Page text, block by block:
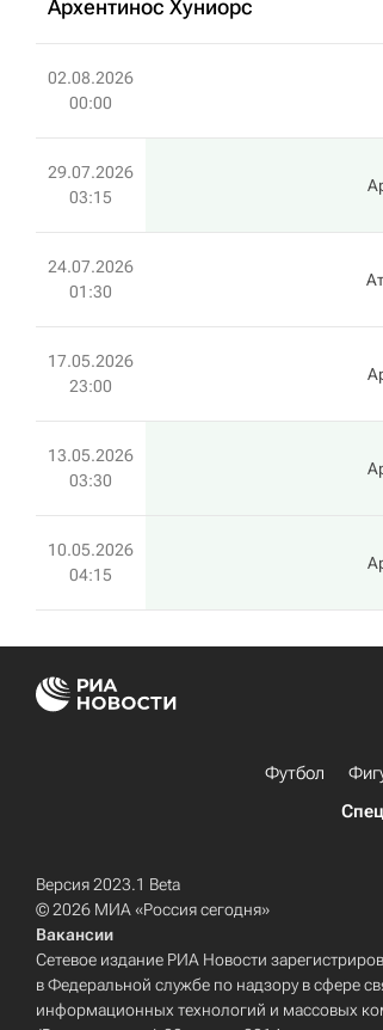
Архентинос Хуниорс
02.08.2026
00:00
29.07.2026
03:15
24.07.2026
01:30
17.05.2026
23:00
13.05.2026
03:30
10.05.2026
04:15
Футбол
Версия 2023.1 Beta
© 2026 МИА «Россия сегодня»
Вакансии
Сетевое издание РИА Новости
в Федеральной службе по надзору в сфере
информационных технологий и массовых